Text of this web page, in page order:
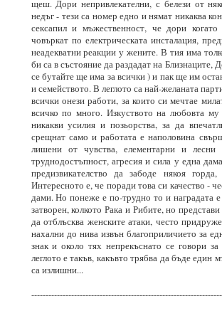
щеш. Дори непривлекателни, с белези от
недъг - тези са номер едно и нямат никаква
сексапил и мъжественност, че дори
човъркат по електрическата инсталация,
неадекватни реакции у жените. В тия има
би са в състояние да раздадат на Близнаците,
се бутайте ще има за всички ) и пак ще им
и семейството. В леглото са най-желаната
всички онези работи, за които си мечтае
всичко по много. Изкуството на любовта
никакви усилия и позьорства, за да
срещнат само и работата е наполовина
лишени от чувства, елементарни и
труднодостъпност, агресия и сила у една
предизвикателство да забоде някоя
Интересното е, че поради това си качество -
дами. Но понеже е по-трудно то и наградата
затворен, колкото Рака и Рибите, но
да отблъсква женските атаки, често
нахални до нива извън благоприличието за
знак и около тях непрекъснато се говори
леглото е такъв, какъвто трябва да бъде един
са излишни...